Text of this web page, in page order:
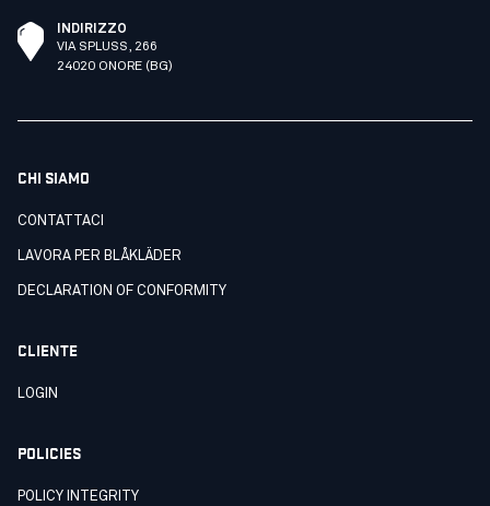
INDIRIZZO
VIA SPLUSS, 266
24020 ONORE (BG)
CHI SIAMO
CONTATTACI
LAVORA PER BLÅKLÄDER
DECLARATION OF CONFORMITY
CLIENTE
LOGIN
POLICIES
POLICY INTEGRITY